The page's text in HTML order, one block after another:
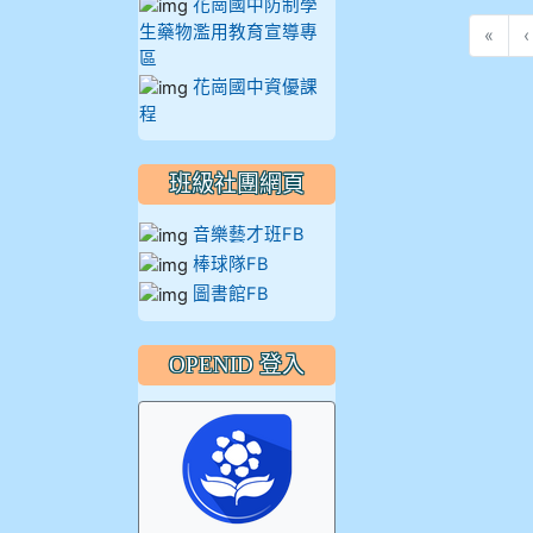
« ‹
花崗國中防制學
生藥物濫用教育宣導專
區
花崗國中資優課
程
班級社團網頁
音樂藝才班FB
棒球隊FB
圖書館FB
OPENID 登入